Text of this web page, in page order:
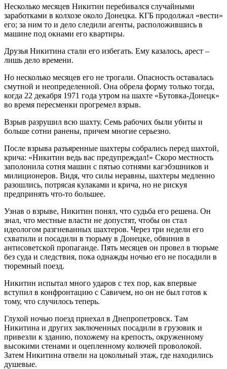
Несколько месяцев Никитин перебивался случайными
заработками в колхозе около Донецка. КГБ продолжал «вести»
его; за ним то и дело следили агенты, расположившись в
машине под окнами его квартиры.
Друзья Никитина стали его избегать. Ему казалось, арест –
лишь дело времени.
Но несколько месяцев его не трогали. Опасность оставалась
смутной и неопределенной. Она обрела форму только тогда,
когда 22 декабря 1971 года утром на шахте «Бутовка-Донецк»
во время пересменки прогремел взрыв.
Взрыв разрушил всю шахту. Семь рабочих были убиты и
больше сотни ранены, причем многие серьезно.
После взрыва разъяренные шахтеры собрались перед шахтой,
крича: «Никитин ведь вас предупреждал!» Скоро местность
заполонила сотня машин с пятью сотнями кагэбэшников и
милиционеров. Видя, что силы неравны, шахтеры медленно
разошлись, потрясая кулаками и крича, но не рискуя
предпринять что-то большее.
Узнав о взрыве, Никитин понял, что судьба его решена. Он
знал, что местные власти не допустят, чтобы он стал
идеологом разгневанных шахтеров. Через три недели его
схватили и посадили в тюрьму в Донецке, обвинив в
антисоветской пропаганде. Пять месяцев он провел в тюрьме
без суда и следствия, пока однажды ночью его не посадили в
тюремный поезд.
Никитин испытал много ударов с тех пор, как впервые
вступил в конфронтацию с Савичем, но он не был готов к
тому, что случилось теперь.
Глухой ночью поезд приехал в Днепропетровск. Там
Никитина и других заключенных посадили в грузовик и
привезли к зданию, похожему на крепость, окруженному
высокими стенами и оцепленному колючей проволокой.
Затем Никитина отвели на цокольный этаж, где находились
душевые.